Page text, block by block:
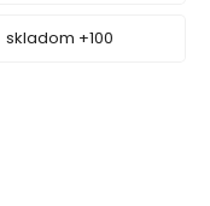
skladom +100